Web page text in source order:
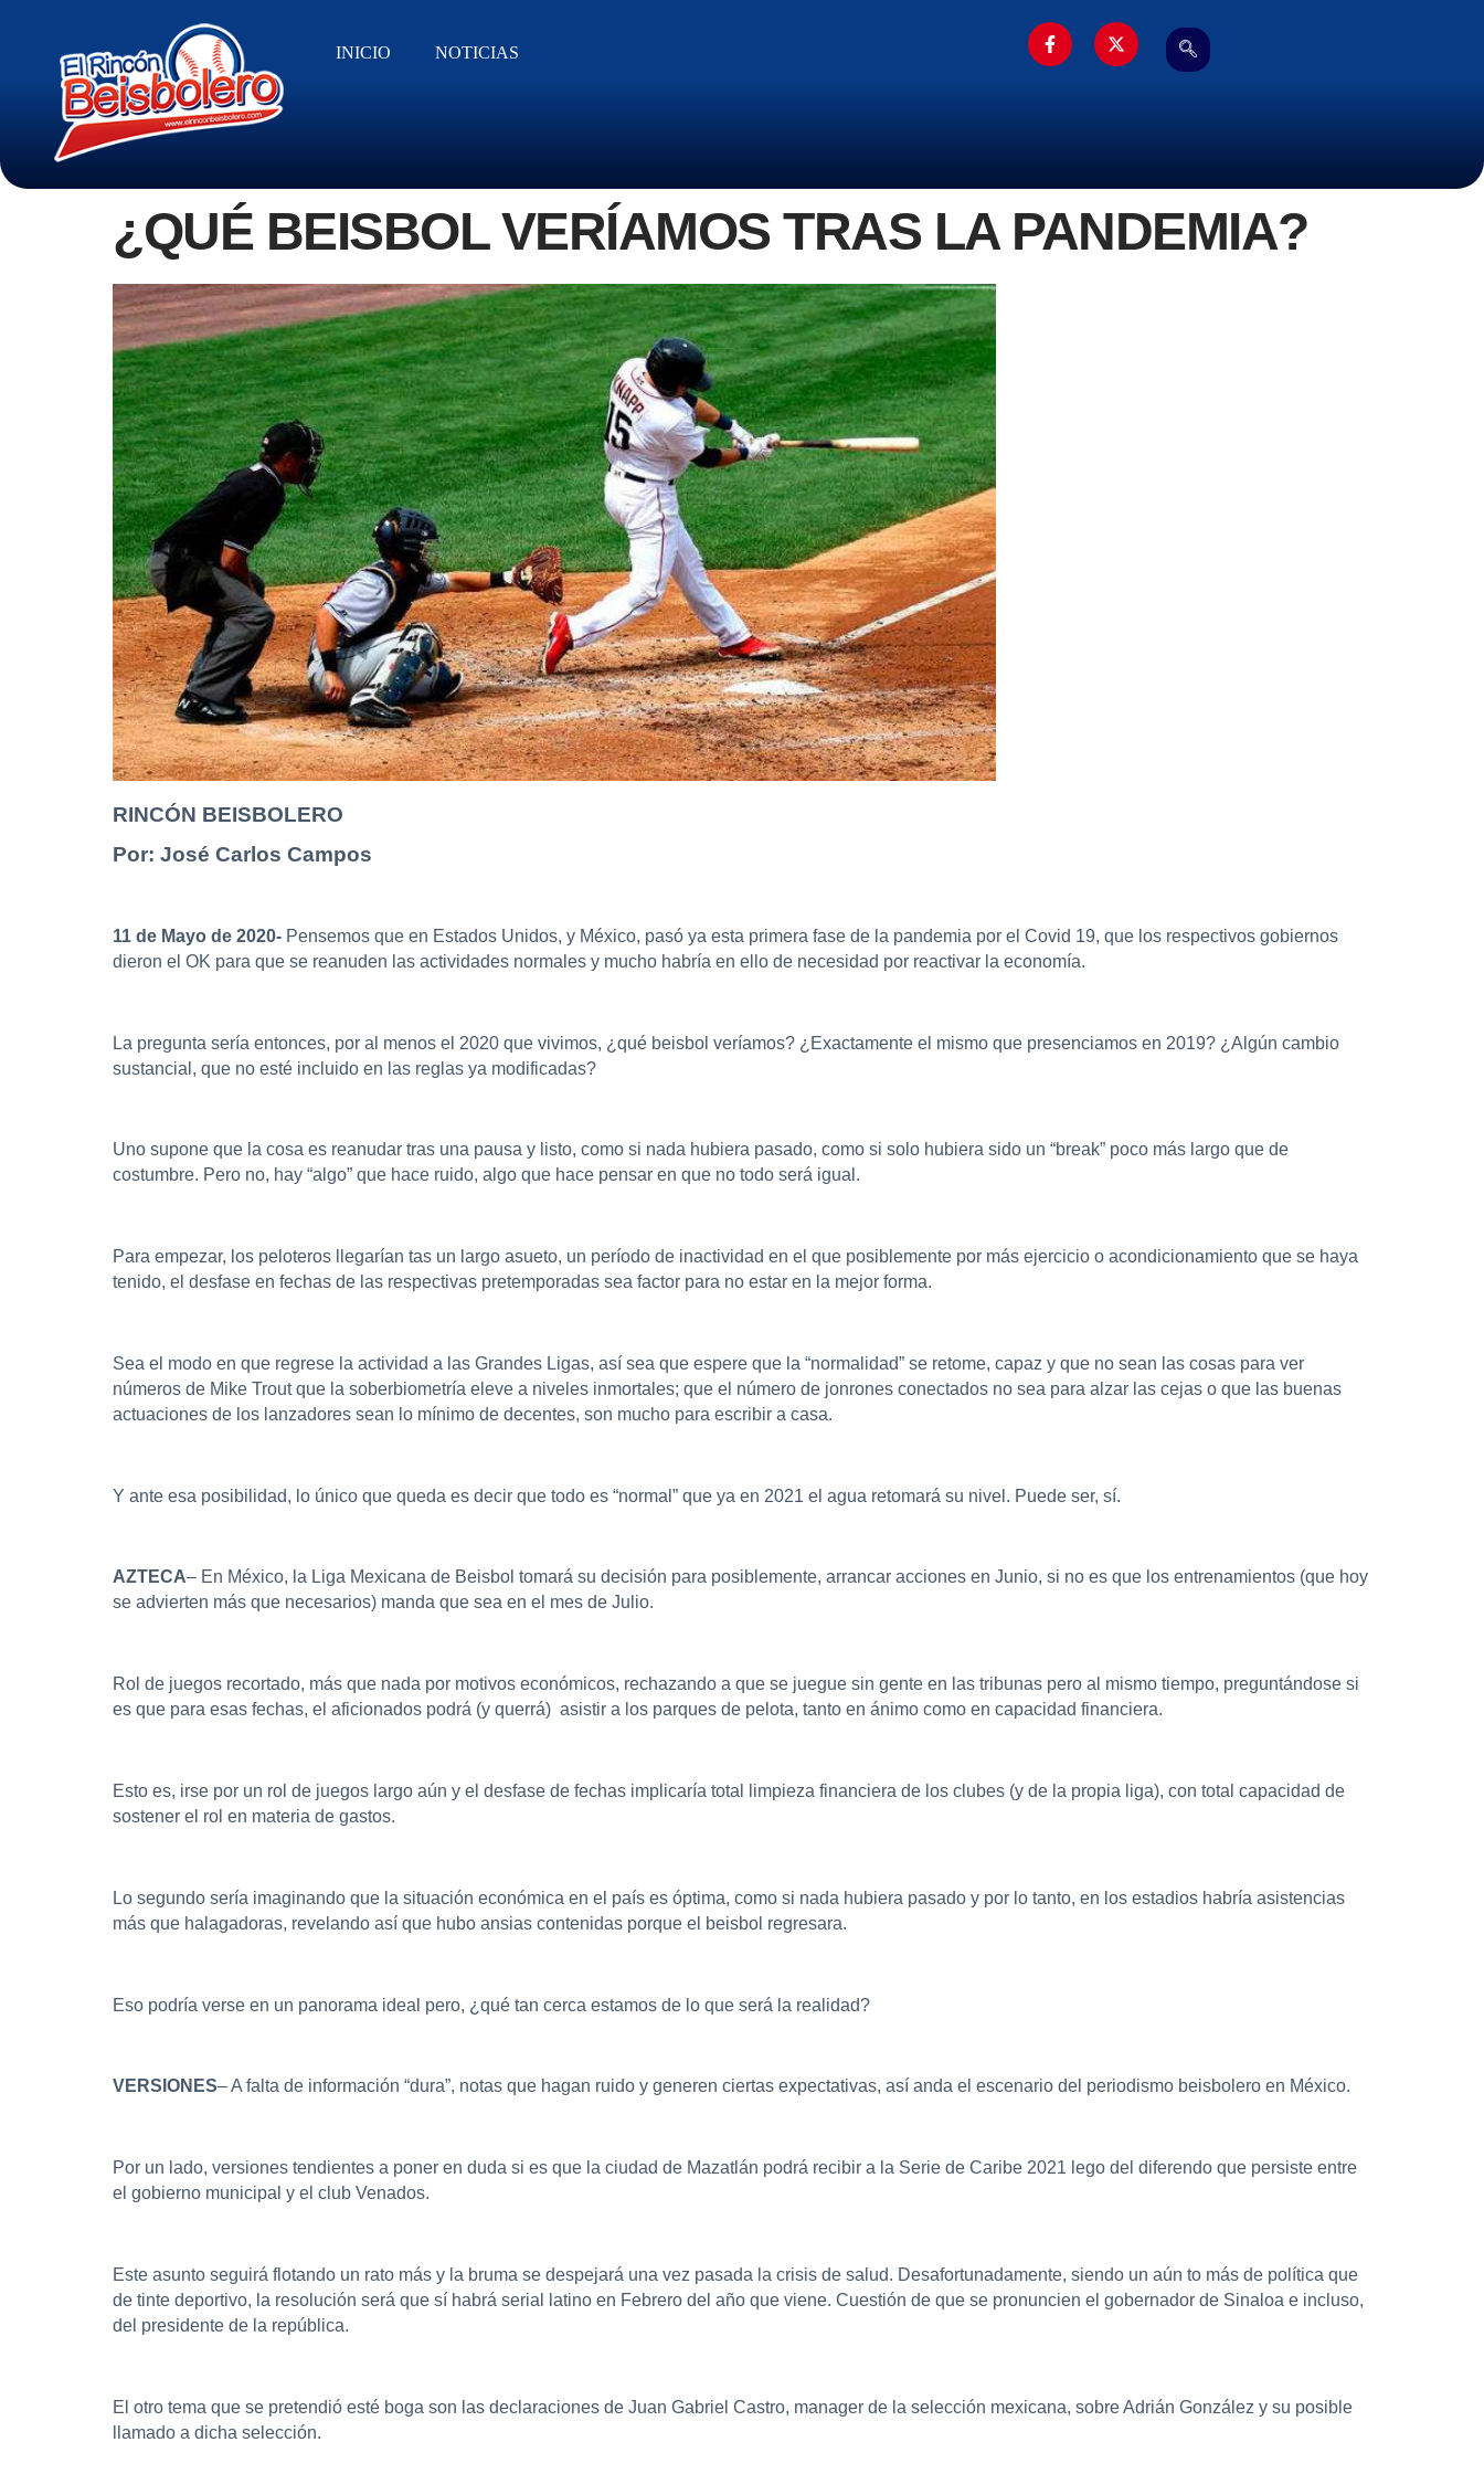
INICIO NOTICIAS
¿QUÉ BEISBOL VERÍAMOS TRAS LA PANDEMIA?
RINCÓN BEISBOLERO
Por: José Carlos Campos
11 de Mayo de 2020- Pensemos que en Estados Unidos, y México, pasó ya esta primera fase de la pandemia por el Covid 19, que los respectivos gobiernos
dieron el OK para que se reanuden las actividades normales y mucho habría en ello de necesidad por reactivar la economía.
La pregunta sería entonces, por al menos el 2020 que vivimos, ¿qué beisbol veríamos? ¿Exactamente el mismo que presenciamos en 2019? ¿Algún cambio
sustancial, que no esté incluido en las reglas ya modificadas?
Uno supone que la cosa es reanudar tras una pausa y listo, como si nada hubiera pasado, como si solo hubiera sido un “break” poco más largo que de
costumbre. Pero no, hay “algo” que hace ruido, algo que hace pensar en que no todo será igual.
Para empezar, los peloteros llegarían tas un largo asueto, un período de inactividad en el que posiblemente por más ejercicio o acondicionamiento que se haya
tenido, el desfase en fechas de las respectivas pretemporadas sea factor para no estar en la mejor forma.
Sea el modo en que regrese la actividad a las Grandes Ligas, así sea que espere que la “normalidad” se retome, capaz y que no sean las cosas para ver
números de Mike Trout que la soberbiometría eleve a niveles inmortales; que el número de jonrones conectados no sea para alzar las cejas o que las buenas
actuaciones de los lanzadores sean lo mínimo de decentes, son mucho para escribir a casa.
Y ante esa posibilidad, lo único que queda es decir que todo es “normal” que ya en 2021 el agua retomará su nivel. Puede ser, sí.
AZTECA– En México, la Liga Mexicana de Beisbol tomará su decisión para posiblemente, arrancar acciones en Junio, si no es que los entrenamientos (que hoy
se advierten más que necesarios) manda que sea en el mes de Julio.
Rol de juegos recortado, más que nada por motivos económicos, rechazando a que se juegue sin gente en las tribunas pero al mismo tiempo, preguntándose si
es que para esas fechas, el aficionados podrá (y querrá) asistir a los parques de pelota, tanto en ánimo como en capacidad financiera.
Esto es, irse por un rol de juegos largo aún y el desfase de fechas implicaría total limpieza financiera de los clubes (y de la propia liga), con total capacidad de
sostener el rol en materia de gastos.
Lo segundo sería imaginando que la situación económica en el país es óptima, como si nada hubiera pasado y por lo tanto, en los estadios habría asistencias
más que halagadoras, revelando así que hubo ansias contenidas porque el beisbol regresara.
Eso podría verse en un panorama ideal pero, ¿qué tan cerca estamos de lo que será la realidad?
VERSIONES– A falta de información “dura”, notas que hagan ruido y generen ciertas expectativas, así anda el escenario del periodismo beisbolero en México.
Por un lado, versiones tendientes a poner en duda si es que la ciudad de Mazatlán podrá recibir a la Serie de Caribe 2021 lego del diferendo que persiste entre
el gobierno municipal y el club Venados.
Este asunto seguirá flotando un rato más y la bruma se despejará una vez pasada la crisis de salud. Desafortunadamente, siendo un aún to más de política que
de tinte deportivo, la resolución será que sí habrá serial latino en Febrero del año que viene. Cuestión de que se pronuncien el gobernador de Sinaloa e incluso,
del presidente de la república.
El otro tema que se pretendió esté boga son las declaraciones de Juan Gabriel Castro, manager de la selección mexicana, sobre Adrián González y su posible
llamado a dicha selección.